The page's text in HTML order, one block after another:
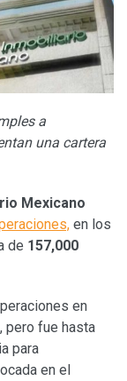
a
una cartera
Mexicano
en los
de 157,000
en
pero fue hasta
para
en el